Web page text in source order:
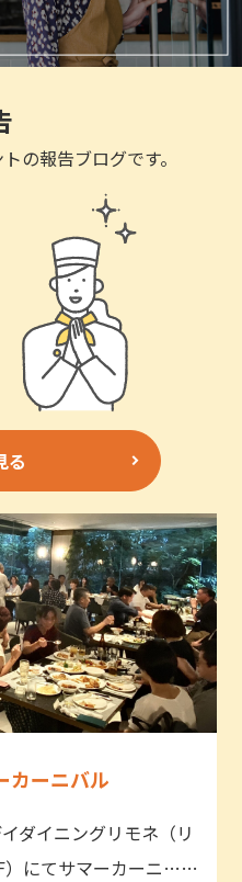
の報告ブログです。
る
カーニバル
ダイニングリモネ（リ
）にてサマーカーニ……